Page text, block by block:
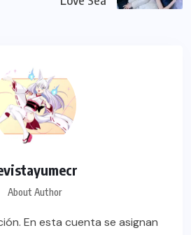
About Author
En esta cuenta se asignan